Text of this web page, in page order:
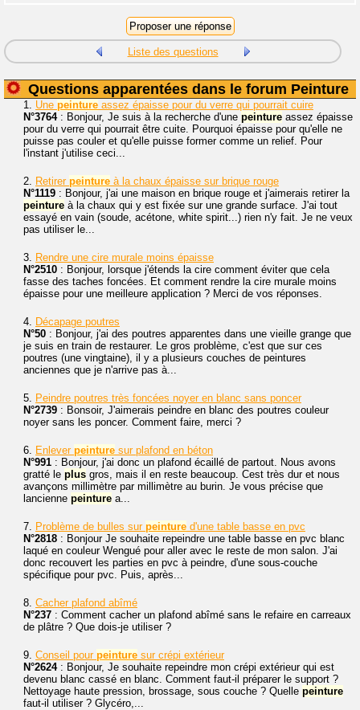
Liste des questions
Questions apparentées dans le forum Peinture
1. Une peinture assez épaisse pour du verre qui pourrait cuire
N°3764: Bonjour, Je suis à la recherche d'une peinture assez épaisse
pour du verre qui pourrait être cuite. Pourquoi épaisse pour qu'elle ne
puisse pas couler et qu'elle puisse former comme un relief. Pour
l'instant j'utilise ceci...
2. Retirer peinture à la chaux épaisse sur brique rouge
N°1119 : Bonjour, j'ai une maison en brique rouge et j'aimerais retirer la
peinture à la chaux qui y est fixée sur une grande surface. J'ai tout
essayé en vain (soude, acétone, white spirit...) rien n'y fait. Je ne veux
pas utiliser le...
3. Rendre une cire murale moins épaisse
N°2510 : Bonjour, lorsque j'étends la cire comment éviter que cela
fasse des taches foncées. Et comment rendre la cire murale moins
épaisse pour une meilleure application ? Merci de vos réponses.
4. Décapage poutres
N°50 : Bonjour, j'ai des poutres apparentes dans une vieille grange que
je suis en train de restaurer. Le gros problème, c'est que sur ces
poutres (une vingtaine), il y a plusieurs couches de peintures
anciennes que je n'arrive pas à...
5. Peindre poutres très foncées noyer en blanc sans poncer
N°2739 : Bonsoir, J'aimerais peindre en blanc des poutres couleur
noyer sans les poncer. Comment faire, merci ?
6. Enlever peinture sur plafond en béton
N°991 : Bonjour, j'ai donc un plafond écaillé de partout. Nous avons
gratté le plus gros, mais il en reste beaucoup. Cest très dur et nous
avançons millimètre par millimètre au burin. Je vous précise que
lancienne peinture a...
7. Problème de bulles sur peinture d'une table basse en pvc
N°2818 : Bonjour Je souhaite repeindre une table basse en pvc blanc
laqué en couleur Wengué pour aller avec le reste de mon salon. J'ai
donc recouvert les parties en pvc à peindre, d'une sous-couche
spécifique pour pvc. Puis, après...
8. Cacher plafond abîmé
N°237 : Comment cacher un plafond abîmé sans le refaire en carreaux
de plâtre ? Que dois-je utiliser ?
9. Conseil pour peinture sur crépi extérieur
N°2624: Bonjour, Je souhaite repeindre mon crépi extérieur qui est
devenu blanc cassé en blanc. Comment faut-il préparer le support ?
Nettoyage haute pression, brossage, sous couche ? Quelle peinture
faut-il utiliser ? Glycéro,...